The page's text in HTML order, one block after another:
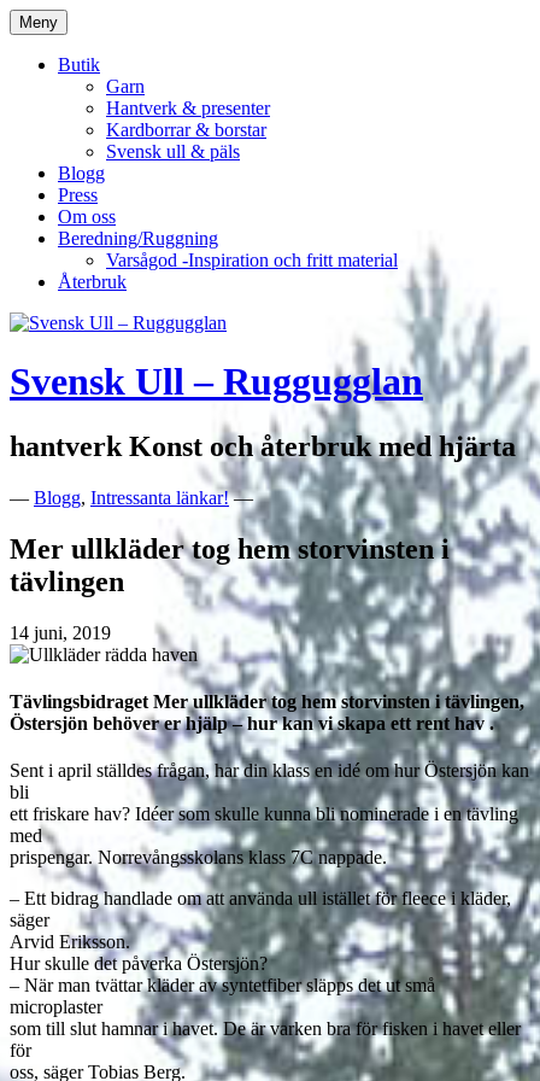
Hoppa
till
innehåll
Meny
Butik
Garn
Hantverk & presenter
Kardborrar & borstar
Svensk ull & päls
Blogg
Press
Om oss
Beredning/Ruggning
Varsågod -Inspiration och fritt material
Återbruk
Svensk Ull – Ruggugglan
hantverk Konst och återbruk med hjärta
— Blogg, Intressanta länkar!—
Mer ullkläder tog hem storvinsten i
tävlingen
14 juni, 2019
Tävlingsbidraget Mer ullkläder tog hem storvinsten i tävlingen,
Östersjön behöver er hjälp – hur kan vi skapa ett rent hav .
Sent i april ställdes frågan, har din klass en idé om hur Östersjön kan
bli
ett friskare hav? Idéer som skulle kunna bli nominerade i en tävling
med
prispengar. Norrevångsskolans klass 7C nappade.
– Ett bidrag handlade om att använda ull istället för fleece i kläder,
säger
Arvid Eriksson.
Hur skulle det påverka Östersjön?
– När man tvättar kläder av syntetfiber släpps det ut små
microplaster
som till slut hamnar i havet. De är varken bra för fisken i havet eller
för
oss, säger Tobias Berg.